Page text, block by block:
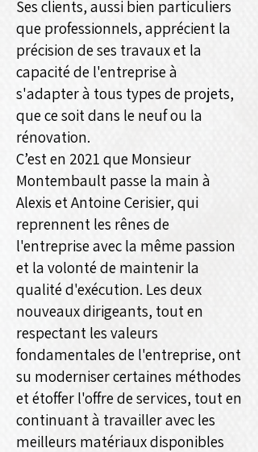
Ses clients, aussi bien particuliers
que professionnels, apprécient la
précision de ses travaux et la
capacité de l'entreprise à
s'adapter à tous types de projets,
que ce soit dans le neuf ou la
rénovation.
C’est en 2021 que Monsieur
Montembault passe la main à
Alexis et Antoine Cerisier, qui
reprennent les rênes de
l'entreprise avec la même passion
et la volonté de maintenir la
qualité d'exécution. Les deux
nouveaux dirigeants, tout en
respectant les valeurs
fondamentales de l'entreprise, ont
su moderniser certaines méthodes
et étoffer l'offre de services, tout en
continuant à travailler avec les
meilleurs matériaux disponibles